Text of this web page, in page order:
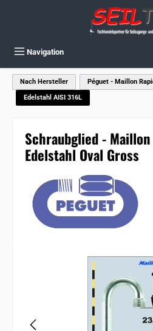
Navigation
Nach Hersteller Péguet - Maillon
Edelstahl AISI 316L
Schraubglied -
Edelstahl Oval Gross